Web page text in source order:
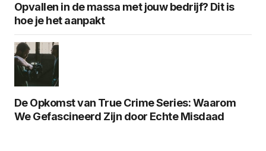
Opvallen in de massa met jouw bedrijf? Dit is
hoe je het aanpakt
De Opkomst van True Crime Series: Waarom
We Gefascineerd Zijn door Echte Misdaad